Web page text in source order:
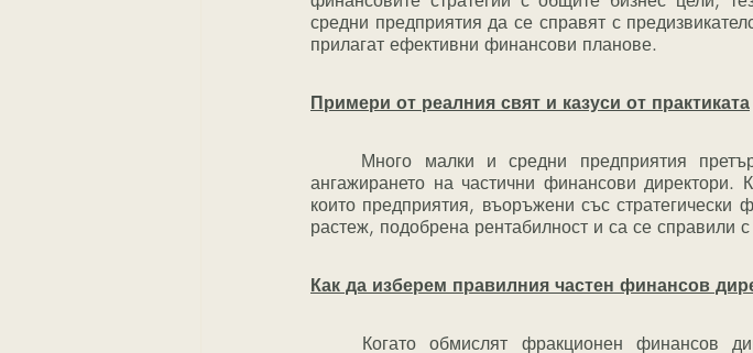
средни предприятия да се справят с
прилагат ефективни финансови планове.
Примери от реалния свят и казуси от практиката
ангажирането на частични финансови директори.
които предприятия, въоръжени със стратегически
растеж, подобрена рентабилност и са се справили
Как да изберем правилния частен финансов